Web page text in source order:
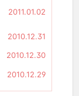
2011.01.02
2010.12.31
2010.12.30
2010.12.29